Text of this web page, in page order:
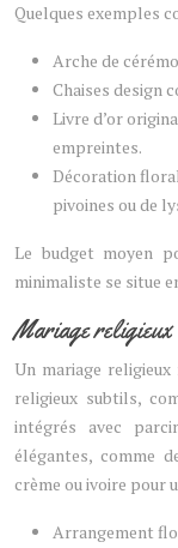
Quelques exemples
Arche de
Chaises design
Livre d’or
empreintes.
Décoration
pivoines ou de
Le budget moyen
minimaliste se situe
Mariage
Un mariage
religieux subtils,
intégrés avec
élégantes, comme
crème ou ivoire pour
Arrangement